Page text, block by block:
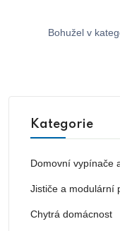
Bohužel v
Kategorie
Domovní vypínače
Jističe a modulární
Chytrá domácnost